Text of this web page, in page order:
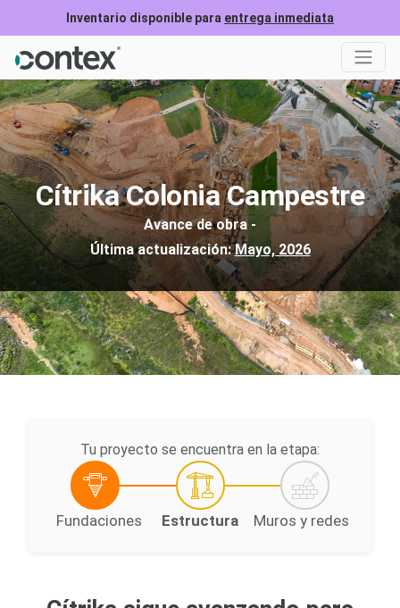
Inventario disponible para entrega inmediata
Cítrika Colonia Campestre
Avance de obra -
Última actualización:Mayo, 2026
Tu proyecto se encuentra en la etapa:
Fundaciones Estructura Muros y redes